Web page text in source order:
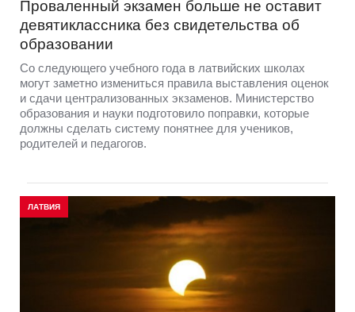
Проваленный экзамен больше не оставит
девятиклассника без свидетельства об
образовании
Со следующего учебного года в латвийских школах
могут заметно измениться правила выставления оценок
и сдачи централизованных экзаменов. Министерство
образования и науки подготовило поправки, которые
должны сделать систему понятнее для учеников,
родителей и педагогов.
ЛАТВИЯ